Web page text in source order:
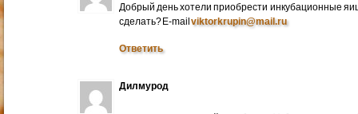
Добрый день хотели приобрести инкубационные
сделать? E-mailviktorkrupin@mail.ru
Ответить
Дилмурод